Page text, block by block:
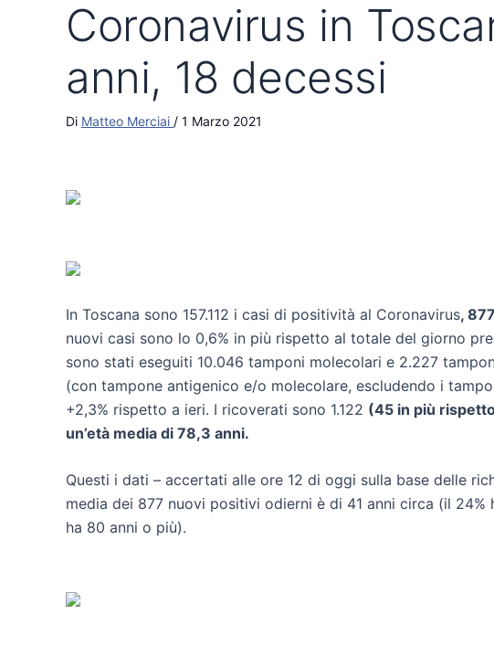
Coronavirus in
anni, 18 decessi
Di Matteo Merciai / 1 Marzo 2021
In Toscana sono 157.112 i casi di positività al Coronavirus,
nuovi casi sono lo 0,6% in più rispetto al totale del giorno
sono stati eseguiti 10.046 tamponi molecolari e 2.227
(con tampone antigenico e/o molecolare, escludendo i
+2,3% rispetto a ieri. I ricoverati sono 1.122 (45 in più
un’età media di 78,3 anni.
Questi i dati – accertati alle ore 12 di oggi sulla base delle
media dei 877 nuovi positivi odierni è di 41 anni circa (il
ha 80 anni o più).